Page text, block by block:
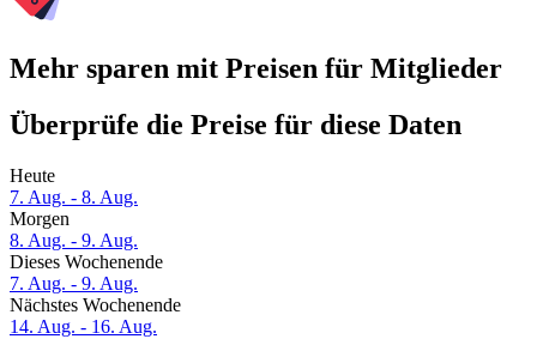
Mehr sparen mit Preisen für Mitglieder
Überprüfe die Preise für diese Daten
Heute
7. Aug. - 8. Aug.
Morgen
8. Aug. - 9. Aug.
Dieses Wochenende
7. Aug. - 9. Aug.
Nächstes Wochenende
14. Aug. - 16. Aug.